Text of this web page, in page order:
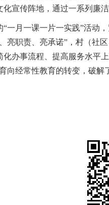
宣传阵地，通过一系列廉
“一月一课一片一实践”活动
亮职责、亮承诺”，村（社
办事流程、提高服务水平
向经常性教育的转变，破